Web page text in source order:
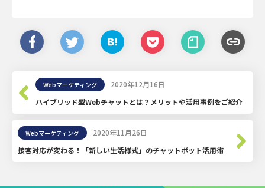
Webマーケティング
2020年12月16日
ハイブリッド型Webチャットとは？メリットや活用事例をご紹介
Webマーケティング
2020年11月26日
接客対応が変わる！「新しい生活様式」のチャットボット活用術